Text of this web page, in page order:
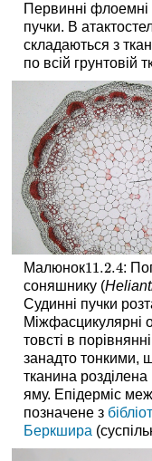
Первинні флоемні
пучки. В
складаються з
по всій грунтовій
Малюнок11.2.4
11.2.4:
соняшнику (
Судинні пучки
Міжфасцикулярні
товсті в
занадто тонкими,
тканина
яму. Епідерміс
позначене з
Беркшира